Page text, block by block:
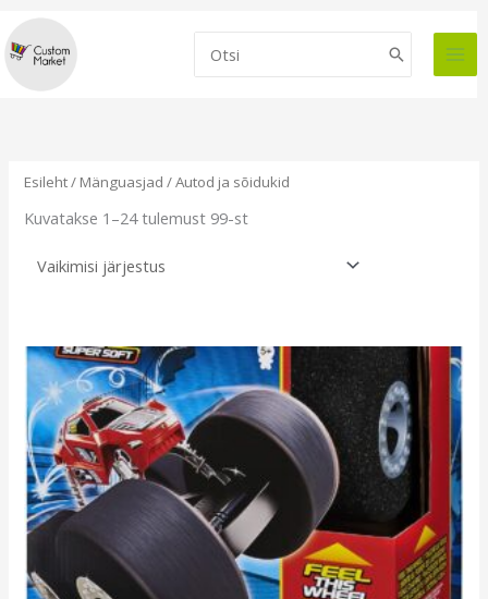
to
content
for:
Esileht/ Mänguasjad / Autod ja sõidukid
Kuvatakse 1–24 tulemust 99-st